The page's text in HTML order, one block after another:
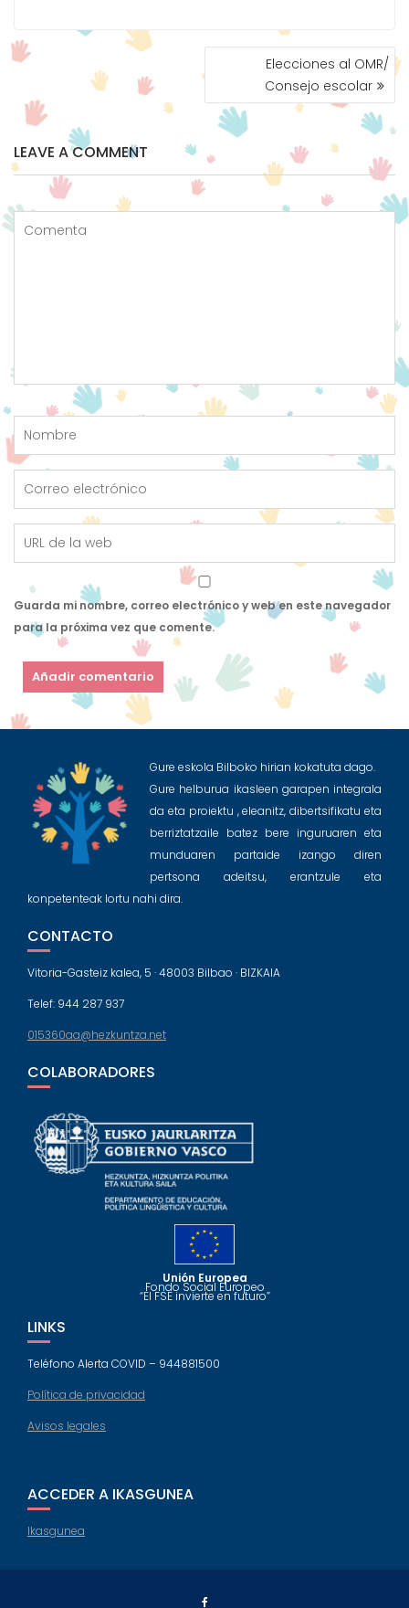
Elecciones al OMR/
Consejo escolar
LEAVE A COMMENT
Guarda mi nombre, correo electrónico y web en este navegador
para la próxima vez que comente.
Gure eskola Bilboko hirian kokatuta dago.
Gure helburua ikasleen garapen integrala
da eta proiektu , eleanitz, dibertsifikatu eta
berriztatzaile batez bere inguruaren eta
munduaren partaide izango diren
pertsona adeitsu, erantzule eta
konpetenteak lortu nahi dira.
CONTACTO
Vitoria-Gasteiz kalea, 5 · 48003 Bilbao · BIZKAIA
Telef: 944 287 937
015360aa@hezkuntza.net
COLABORADORES
Unión Europea
Fondo Social Europeo
“El FSE invierte en futuro”
LINKS
Teléfono Alerta COVID – 944881500
Política de privacidad
Avisos legales
ACCEDER A IKASGUNEA
Ikasgunea